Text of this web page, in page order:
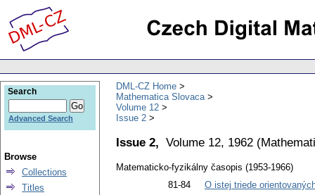
DML-CZ Home
Mathematica Slovaca
Volume 12
Issue 2
Issue 2, Volume 12, 1962 (
Matematicko-fyzikálny časopis (1953-1966)
81-84
O istej triede
Search
Advanced Search
Browse
Collections
Titles